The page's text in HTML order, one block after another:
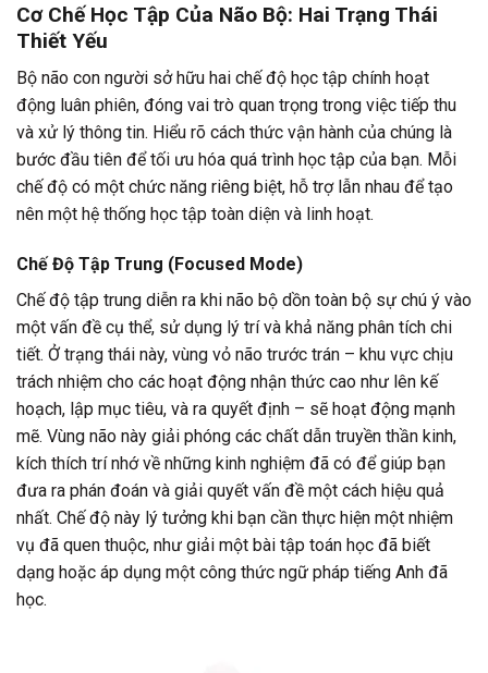
Cơ Chế Học Tập Của Não Bộ: Hai Trạng Thái
Thiết Yếu
Bộ não con người sở hữu hai chế độ học tập chính hoạt
động luân phiên, đóng vai trò quan trọng trong việc tiếp thu
và xử lý thông tin. Hiểu rõ cách thức vận hành của chúng là
bước đầu tiên để tối ưu hóa quá trình học tập của bạn. Mỗi
chế độ có một chức năng riêng biệt, hỗ trợ lẫn nhau để tạo
nên một hệ thống học tập toàn diện và linh hoạt.
Chế Độ Tập Trung (Focused Mode)
Chế độ tập trung diễn ra khi não bộ dồn toàn bộ sự chú ý vào
một vấn đề cụ thể, sử dụng lý trí và khả năng phân tích chi
tiết. Ở trạng thái này, vùng vỏ não trước trán – khu vực chịu
trách nhiệm cho các hoạt động nhận thức cao như lên kế
hoạch, lập mục tiêu, và ra quyết định – sẽ hoạt động mạnh
mẽ. Vùng não này giải phóng các chất dẫn truyền thần kinh,
kích thích trí nhớ về những kinh nghiệm đã có để giúp bạn
đưa ra phán đoán và giải quyết vấn đề một cách hiệu quả
nhất. Chế độ này lý tưởng khi bạn cần thực hiện một nhiệm
vụ đã quen thuộc, như giải một bài tập toán học đã biết
dạng hoặc áp dụng một công thức ngữ pháp tiếng Anh đã
học.